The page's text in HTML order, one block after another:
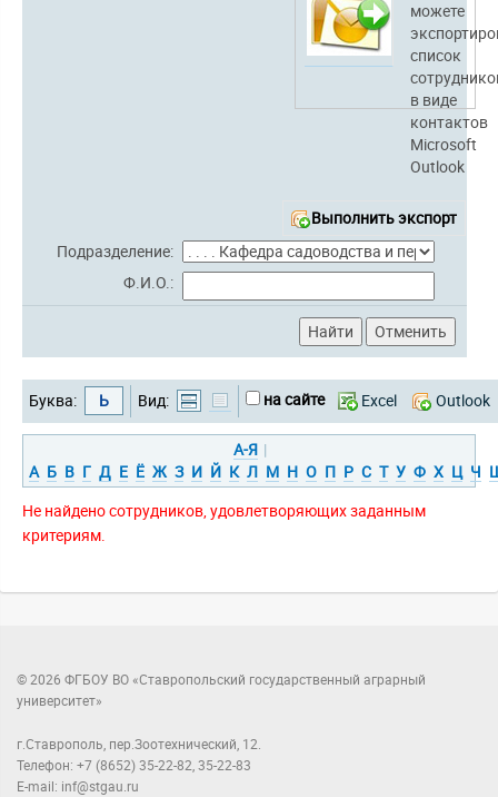
можете
список
в виде
контактов
Microsoft
Outlook
Выполнить экспорт
Подразделение:
Ф.И.О.:
Буква: Ь Вид: на сайте Excel Outlook
А-Я |
А Б В Г Д Е Ё Ж З И Й К Л М Н О П Р С Т У Ф Х Ц Ч
Не найдено сотрудников, удовлетворяющих заданным
критериям.
© 2026 ФГБОУ ВО «Ставропольский государственный аграрный
университет»
г.Ставрополь, пер.Зоотехнический, 12.
Телефон: +7 (8652) 35-22-82, 35-22-83
E-mail: inf@stgau.ru